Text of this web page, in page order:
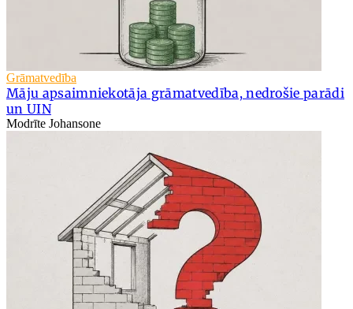
Grāmatvedība
Māju apsaimniekotāja grāmatvedība, nedrošie parādi
un UIN
Modrīte Johansone